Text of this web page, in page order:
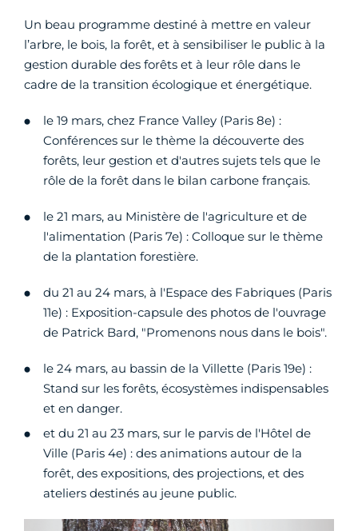
Un beau programme destiné à mettre en valeur
l’arbre, le bois, la forêt, et à sensibiliser le public à la
gestion durable des forêts et à leur rôle dans le
cadre de la transition écologique et énergétique.
le 19 mars, chez France Valley (Paris 8e) :
Conférences sur le thème la découverte des
forêts, leur gestion et d'autres sujets tels que le
rôle de la forêt dans le bilan carbone français.
le 21 mars, au Ministère de l'agriculture et de
l'alimentation (Paris 7e) : Colloque sur le thème
de la plantation forestière.
du 21 au 24 mars, à l'Espace des Fabriques (Paris
11e) : Exposition-capsule des photos de l'ouvrage
de Patrick Bard, "Promenons nous dans le bois".
le 24 mars, au bassin de la Villette (Paris 19e) :
Stand sur les forêts, écosystèmes indispensables
et en danger.
et du 21 au 23 mars, sur le parvis de l'Hôtel de
Ville (Paris 4e) : des animations autour de la
forêt, des expositions, des projections, et des
ateliers destinés au jeune public.